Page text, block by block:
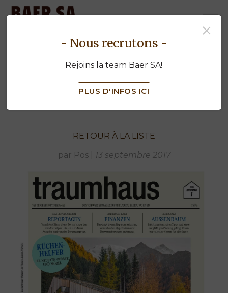
- Nous recrutons -
Rejoins la team Baer SA!
PLUS D'INFOS ICI
Une belle référence chez
"Traumhaus"
RETOUR À LA LISTE
par Pos| 13 septembre 2017